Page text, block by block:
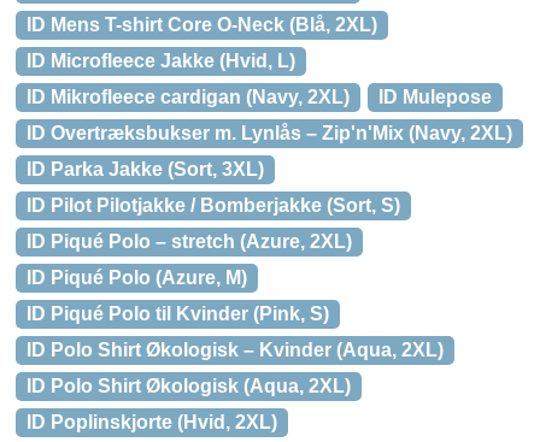
ID Mens T-shirt Core O-Neck (Blå, 2XL)
ID Microfleece Jakke (Hvid, L)
ID Mikrofleece cardigan (Navy, 2XL)
ID Mulepose
ID Overtræksbukser m. Lynlås – Zip'n'Mix (Navy, 2XL)
ID Parka Jakke (Sort, 3XL)
ID Pilot Pilotjakke / Bomberjakke (Sort, S)
ID Piqué Polo – stretch (Azure, 2XL)
ID Piqué Polo (Azure, M)
ID Piqué Polo til Kvinder (Pink, S)
ID Polo Shirt Økologisk – Kvinder (Aqua, 2XL)
ID Polo Shirt Økologisk (Aqua, 2XL)
ID Poplinskjorte (Hvid, 2XL)